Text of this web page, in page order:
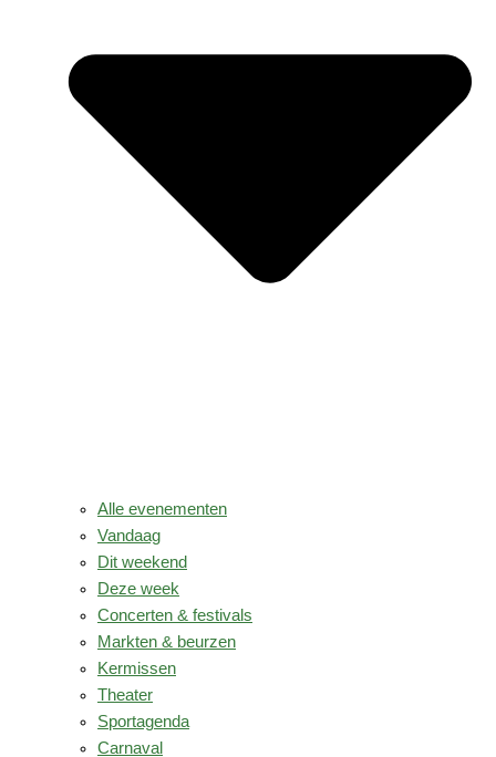
Alle evenementen
Vandaag
Dit weekend
Deze week
Concerten & festivals
Markten & beurzen
Kermissen
Theater
Sportagenda
Carnaval